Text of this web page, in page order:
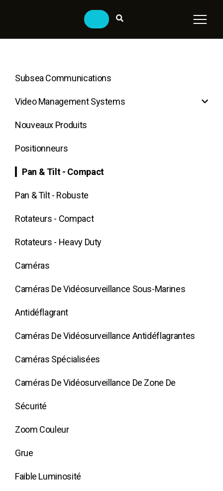
Subsea Communications
Video Management Systems
Nouveaux Produits
Positionneurs
Pan & Tilt - Compact
Pan & Tilt - Robuste
Rotateurs - Compact
Rotateurs - Heavy Duty
Caméras
Caméras De Vidéosurveillance Sous-Marines
Antidéflagrant
Caméras De Vidéosurveillance Antidéflagrantes
Caméras Spécialisées
Caméras De Vidéosurveillance De Zone De
Sécurité
Zoom Couleur
Grue
Faible Luminosité